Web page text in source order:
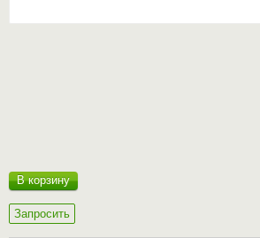
В корзину
Запросить